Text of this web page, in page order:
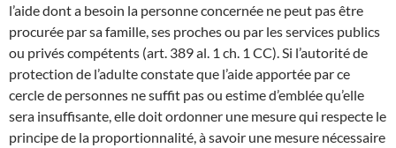
l’aide dont a besoin la personne concernée ne peut pas être
procurée par sa famille, ses proches ou par les services publics
ou privés compétents (art. 389 al. 1 ch. 1 CC). Si l’autorité de
protection de l’adulte constate que l’aide apportée par ce
cercle de personnes ne suffit pas ou estime d’emblée qu’elle
sera insuffisante, elle doit ordonner une mesure qui respecte le
principe de la proportionnalité, à savoir une mesure nécessaire